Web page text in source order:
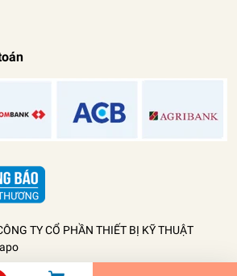
TY CỔ PHẦN THIẾT BỊ KỸ THUẬT